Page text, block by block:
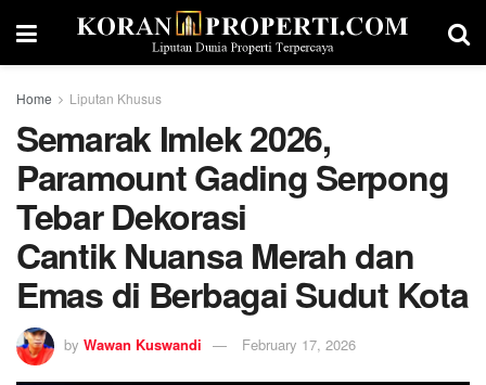
Home Liputan Khusus
Semarak Imlek 2026,
Paramount Gading Serpong
Tebar Dekorasi
Cantik Nuansa Merah dan
Emas di Berbagai Sudut Kota
by Wawan Kuswandi February 17, 2026